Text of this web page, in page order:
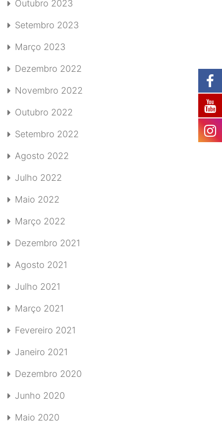
Outubro 2023
Setembro 2023
Março 2023
Dezembro 2022
Novembro 2022
Outubro 2022
Setembro 2022
Agosto 2022
Julho 2022
Maio 2022
Março 2022
Dezembro 2021
Agosto 2021
Julho 2021
Março 2021
Fevereiro 2021
Janeiro 2021
Dezembro 2020
Junho 2020
Maio 2020